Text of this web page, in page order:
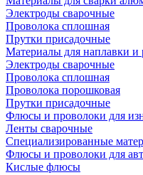
Электроды сварочные
Проволока сплошная
Прутки присадочные
Материалы для наплавки и
Электроды сварочные
Проволока сплошная
Проволока порошковая
Прутки присадочные
Флюсы и проволоки для
Ленты сварочные
Специализированные
Флюсы и проволоки для
Кислые флюсы